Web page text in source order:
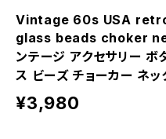
Vintage 60s USA
glass beads choker
ンテージ アクセサリー ボ
ス ビーズ チョーカー ネッ
¥3,980